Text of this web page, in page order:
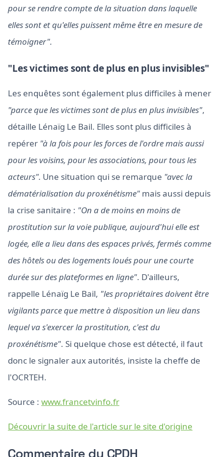
pour se rendre compte de la situation dans laquelle
elles sont et qu'elles puissent même être en mesure de
témoigner".
"Les victimes sont de plus en plus invisibles"
Les enquêtes sont également plus difficiles à mener
"parce que les victimes sont de plus en plus invisibles",
détaille Lénaïg Le Bail. Elles sont plus difficiles à
repérer "à la fois pour les forces de l'ordre mais aussi
pour les voisins, pour les associations, pour tous les
acteurs". Une situation qui se remarque "avec la
dématérialisation du proxénétisme" mais aussi depuis
la crise sanitaire : "On a de moins en moins de
prostitution sur la voie publique, aujourd'hui elle est
logée, elle a lieu dans des espaces privés, fermés comme
des hôtels ou des logements loués pour une courte
durée sur des plateformes en ligne". D'ailleurs,
rappelle Lénaïg Le Bail, "les propriétaires doivent être
vigilants parce que mettre à disposition un lieu dans
lequel va s'exercer la prostitution, c'est du
proxénétisme". Si quelque chose est détecté, il faut
donc le signaler aux autorités, insiste la cheffe de
l'OCRTEH.
Source : www.francetvinfo.fr
Découvrir la suite de l'article sur le site d'origine